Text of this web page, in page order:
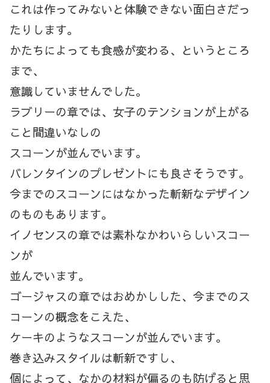
これは作ってみないと体験できない面白さだっ
たりします。
かたちによっても食感が変わる、というところ
まで、
意識していませんでした。
ラブリーの章では、女子のテンションが上がる
こと間違いなしの
スコーンが並んでいます。
バレンタインのプレゼントにも良さそうです。
今までのスコーンにはなかった斬新なデザイン
のものもあります。
イノセンスの章では素朴なかわいらしいスコー
ンが
並んでいます。
ゴージャスの章ではおめかしした、今までのス
コーンの概念をこえた、
ケーキのようなスコーンが並んでいます。
巻き込みスタイルは斬新ですし、
個によって、なかの材料が偏るのも防げると思